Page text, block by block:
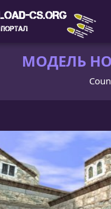
МОДЕЛЬ